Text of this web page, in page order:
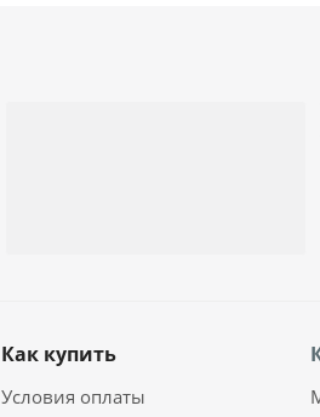
Как купить
Условия оплаты